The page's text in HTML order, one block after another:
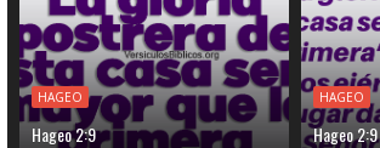
HAGEO
Hageo 2:9
HAGEO
Hageo 2:9